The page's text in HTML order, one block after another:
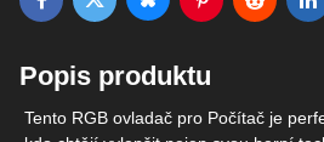
FacebookTwitterBlueskyPinterestReddit
Popis produktu
Tento RGB ovladač pro Počítač je